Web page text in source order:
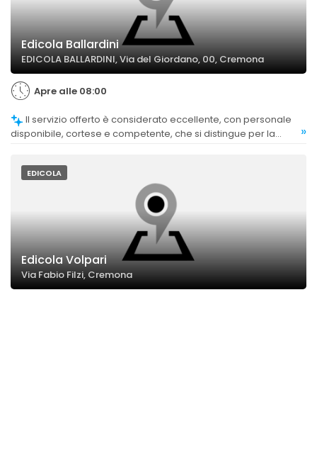
Edicola Ballardini
EDICOLA BALLARDINI, Via del Giordano, 00, Cremona
Apre alle 08:00
disponibile, cortese e competente, che si distingue per la
»
EDICOLA
Edicola Volpari
Via Fabio Filzi, Cremona